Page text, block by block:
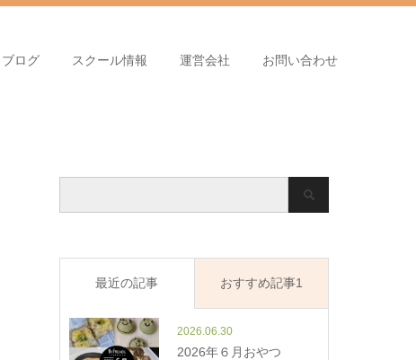
ブログ スクール情報 運営会社 お問い合わせ
最近の記事 おすすめ記事1
2026.06.30
2026年６月おやつ